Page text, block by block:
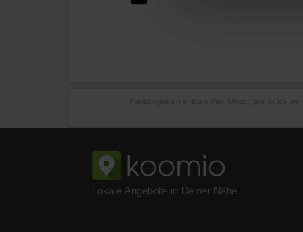
Lokale Angebote in Deiner Nähe